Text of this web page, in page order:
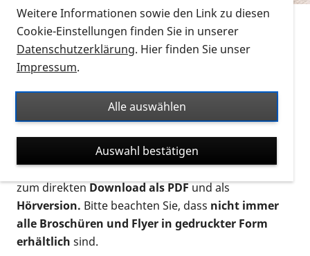
Thema Infomaterial auf der PRO RETINA-Website
für blinde und sehbehinderte Menschen an.
Auf dieser Seite finden Sie sämtliches Infomaterial
Ort. Nutzen Sie den Formatfilter, um ausschließlich
nach Flyern und Broschüren, Audios oder Videos zu
suchen. Die meisten Flyer und Broschüren werden in
verschiedenen Formaten angeboten: zur
postalischen Bestellung als gedruckte Variante
zum direktenDownload als PDFund als
Hörversion. Bitte beachten Sie, dass nicht immer
alle Broschüren und Flyer in gedruckter Form
erhältlich sind.
Weitere Informationen sowie den Link zu diesen
Cookie-Einstellungen finden Sie in unserer
Datenschutzerklärung. Hier finden Sie unser
Impressum.
Alle auswählen
Auswahl bestätigen